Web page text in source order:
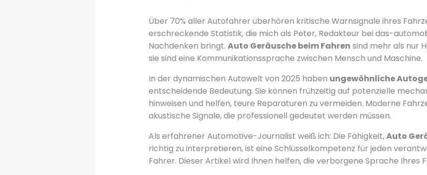
Über 70% aller Autofahrer überhören kritische Warnsignale ihres
erschreckende Statistik, die mich als Peter, Redakteur bei das-
Nachdenken bringt. Auto Geräusche beim Fahren sind mehr als nur
sie sind eine Kommunikationssprache zwischen Mensch und Maschine.
In der dynamischen Autowelt von 2025 haben ungewöhnliche
entscheidende Bedeutung. Sie können frühzeitig auf potenzielle
hinweisen und helfen, teure Reparaturen zu vermeiden. Moderne
akustische Signale, die professionell gedeutet werden müssen.
Als erfahrener Automotive-Journalist weiß ich: Die Fähigkeit,Auto
richtig zu interpretieren, ist eine Schlüsselkompetenz für jeden
Fahrer. Dieser Artikel wird Ihnen helfen, die verborgene Sprache Ihres